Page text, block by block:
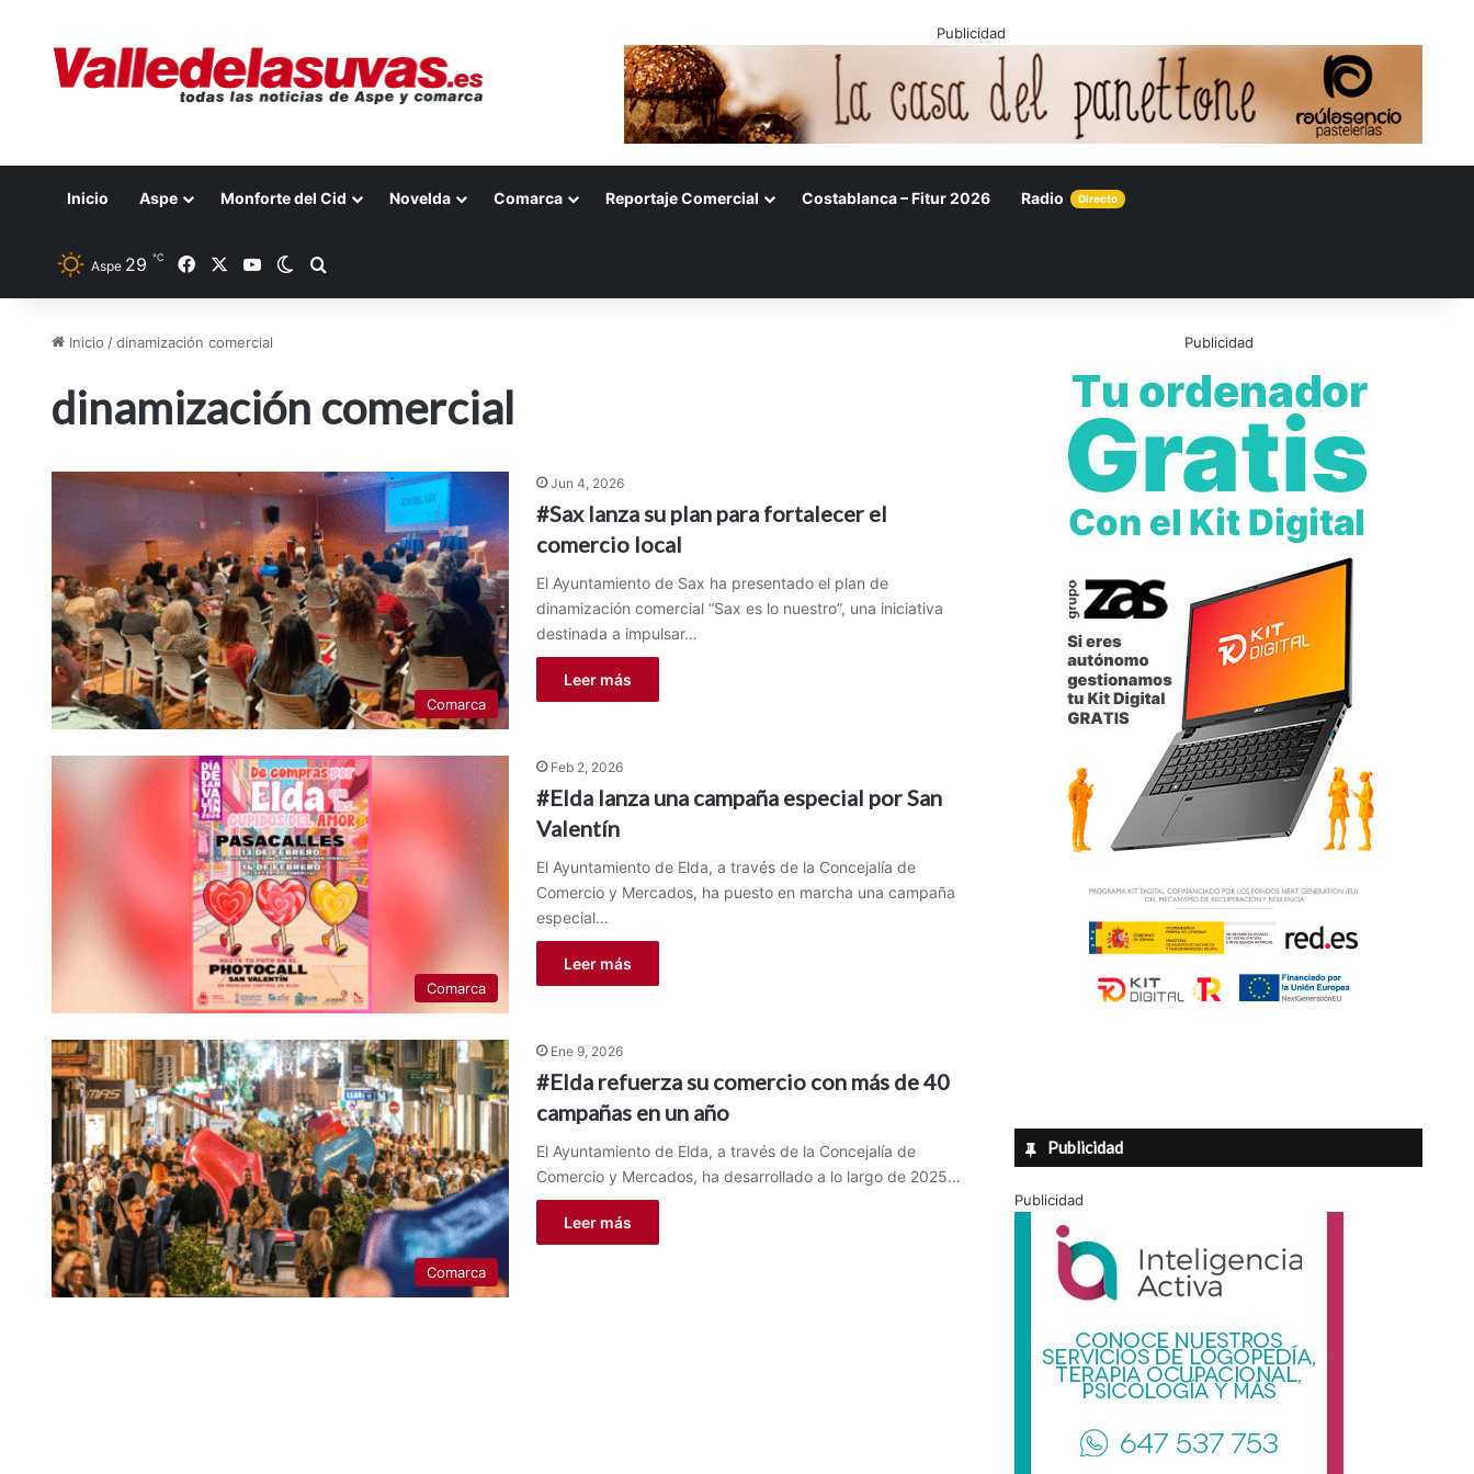
Publicidad
Inicio Aspe Monforte del Cid Novelda Comarca Reportaje Comercial Costablanca – Fitur 2026 Radio Directo
Aspe 29 ℃ FacebookYouTubeSwitch skin
Inicio /dinamización comercial
dinamización comercial
Comarca
Jun 4, 2026
#Sax lanza su plan para fortalecer el
comercio local
El Ayuntamiento de Sax ha presentado el plan de
dinamización comercial “Sax es lo nuestro”, una iniciativa
destinada a impulsar…
Leer más
Comarca
Feb 2, 2026
#Elda lanza una campaña especial por San
Valentín
El Ayuntamiento de Elda, a través de la Concejalía de
Comercio y Mercados, ha puesto en marcha una campaña
especial…
Leer más
Comarca
Ene 9, 2026
#Elda refuerza su comercio con más de 40
campañas en un año
El Ayuntamiento de Elda, a través de la Concejalía de
Comercio y Mercados, ha desarrollado a lo largo de 2025…
Leer más
Publicidad
Publicidad
Publicidad